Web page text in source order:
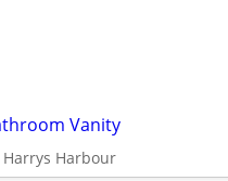
Vanity
Harrys Harbour